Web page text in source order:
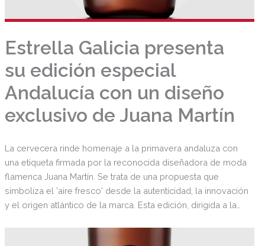
Estrella Galicia presenta
su edición especial
Andalucía con un diseño
exclusivo de Juana Martín
La cervecera rinde homenaje a la primavera andaluza con
una etiqueta firmada por la reconocida diseñadora de moda
flamenca Juana Martín. Se trata de una propuesta que
simboliza el 'aire fresco' desde la autenticidad, la innovación
y el origen atlántico de la marca. Esta edición, dirigida a la